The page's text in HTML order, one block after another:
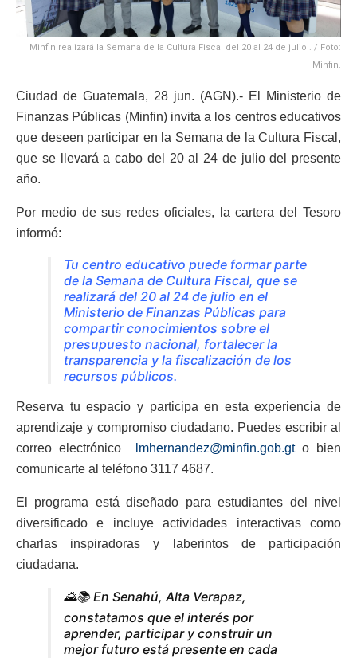
Minfin realizará la Semana de la Cultura Fiscal del 20 al 24 de julio . / Foto:
Minfin.
Ciudad de Guatemala, 28 jun. (AGN).- El Ministerio de
Finanzas Públicas (Minfin) invita a los centros educativos
que deseen participar en la Semana de la Cultura Fiscal,
que se llevará a cabo del 20 al 24 de julio del presente
año.
Por medio de sus redes oficiales, la cartera del Tesoro
informó:
Tu centro educativo puede formar parte
de la Semana de Cultura Fiscal, que se
realizará del 20 al 24 de julio en el
Ministerio de Finanzas Públicas para
compartir conocimientos sobre el
presupuesto nacional, fortalecer la
transparencia y la fiscalización de los
recursos públicos.
Reserva tu espacio y participa en esta experiencia de
aprendizaje y compromiso ciudadano. Puedes escribir al
correo electrónico
lmhernandez@minfin.gob.gto bien
comunicarte al teléfono 3117 4687.
El programa está diseñado para estudiantes del nivel
diversificado e incluye actividades interactivas como
charlas inspiradoras y laberintos de participación
ciudadana.
🌄📚 En Senahú, Alta Verapaz,
constatamos que el interés por
aprender, participar y construir un
mejor futuro está presente en cada